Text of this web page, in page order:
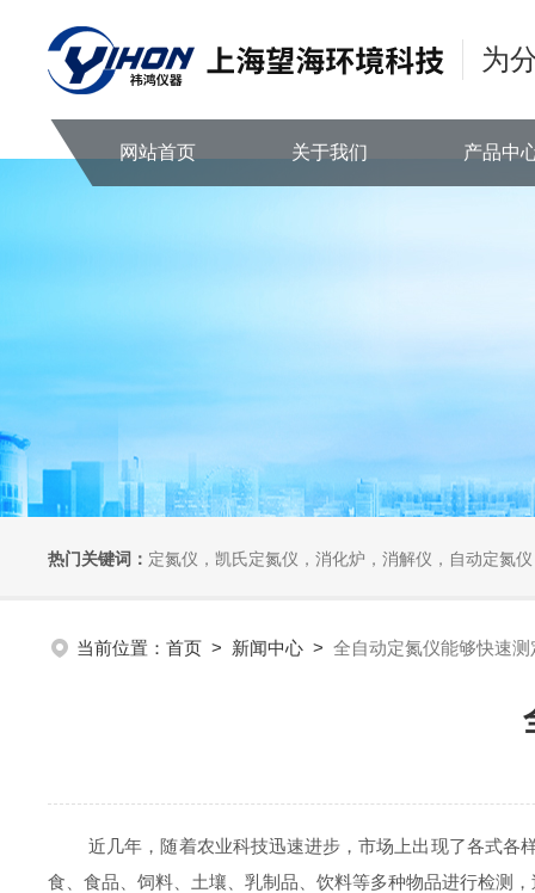
为
网站首页 关于我们 产品中
热门关键词： 定氮仪，凯氏定氮仪，消化炉，消解仪，自动定氮仪，全自
当前位置： 首页 > 新闻中心 > 全自动定氮仪能够快速
近几年，随着农业科技迅速进步，市场上出现了各式各样
食、食品、饲料、土壤、乳制品、饮料等多种物品进行检测